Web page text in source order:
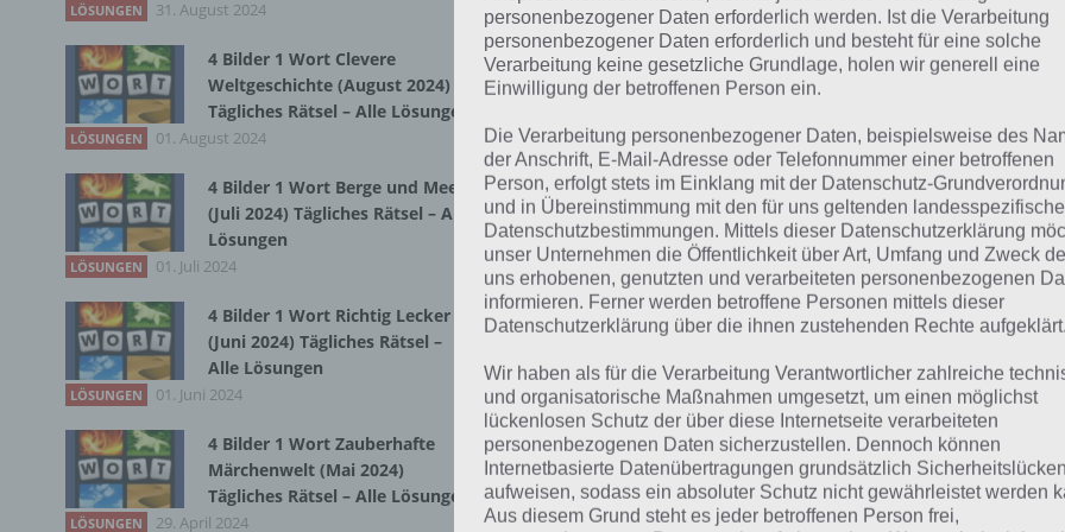
Bei dieser Lösung handelt es sich um das tägliche Bonus
wir noch die Links beispielsweise zum täglichen Rätsel und
Tägliches Rätsel:Zur Lösung vom 21.1.2021
Rätsel aus dem Jahr 2020:Schau mal, was vor einem Jahr,
gesucht war
Zur Übersicht:4 Bilder 1 Wort Lösungen zu Die Welt der
LÖSUNGEN 31. August 2024
4 Bilder 1 Wort Clevere
Weltgeschichte (August 2024)
Tägliches Rätsel – Alle Lösungen
LÖSUNGEN 01. August 2024
4 Bilder 1 Wort Berge und Meer
(Juli 2024) Tägliches Rätsel – Alle
Lösungen
LÖSUNGEN 01. Juli 2024
4 Bilder 1 Wort Richtig Lecker
(Juni 2024) Tägliches Rätsel –
Alle Lösungen
LÖSUNGEN 01. Juni 2024
4 Bilder 1 Wort Zauberhafte
Märchenwelt (Mai 2024)
Tägliches Rätsel – Alle Lösungen
LÖSUNGEN 29. April 2024
personenbezogener Daten erforderlich werden. Ist die Verarbeitung
personenbezogener Daten erforderlich und besteht für eine solche
Verarbeitung keine gesetzliche Grundlage, holen wir generell eine
Einwilligung der betroffenen Person ein.
Die Verarbeitung personenbezogener Daten, beispielsweise des
der Anschrift, E-Mail-Adresse oder Telefonnummer einer betroffenen
Person, erfolgt stets im Einklang mit der Datenschutz-
und in Übereinstimmung mit den für uns geltenden
Datenschutzbestimmungen. Mittels dieser Datenschutzerklärung
unser Unternehmen die Öffentlichkeit über Art, Umfang und Zweck
uns erhobenen, genutzten und verarbeiteten personenbezogenen
informieren. Ferner werden betroffene Personen mittels dieser
Datenschutzerklärung über die ihnen zustehenden Rechte aufgeklärt.
Wir haben als für die Verarbeitung Verantwortlicher zahlreiche
und organisatorische Maßnahmen umgesetzt, um einen möglichst
lückenlosen Schutz der über diese Internetseite verarbeiteten
personenbezogenen Daten sicherzustellen. Dennoch können
Internetbasierte Datenübertragungen grundsätzlich Sicherheitslücken
aufweisen, sodass ein absoluter Schutz nicht gewährleistet werden
Aus diesem Grund steht es jeder betroffenen Person frei,